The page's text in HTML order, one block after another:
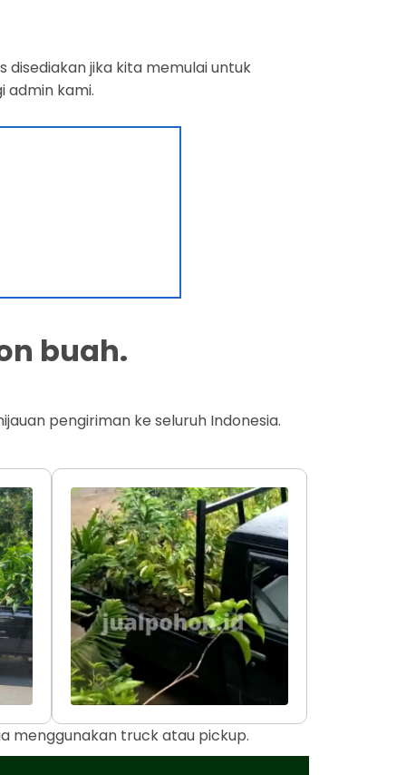
jika kita memulai untuk
admin kami.
buah.
pengiriman ke seluruh Indonesia.
menggunakan truck atau pickup.